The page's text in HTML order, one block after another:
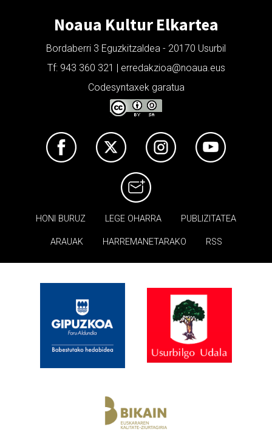
Noaua Kultur Elkartea
Bordaberri 3 Eguzkitzaldea - 20170 Usurbil
Tf: 943 360 321 | erredakzioa@noaua.eus
Codesyntaxek garatua
HONI BURUZ LEGE OHARRA PUBLIZITATEA
ARAUAK HARREMANETARAKO RSS